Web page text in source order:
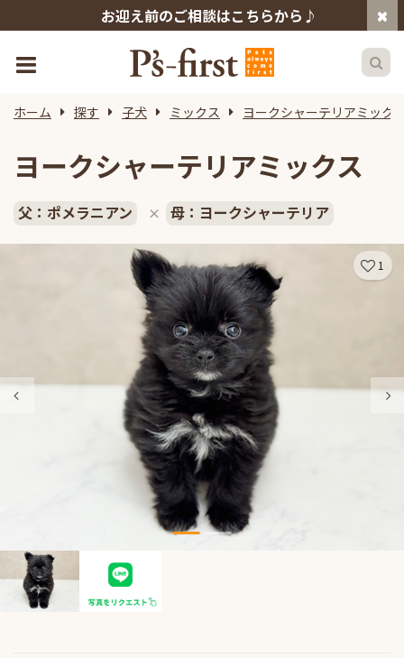
お迎え前のご相談はこちらから♪
ホーム 探す 子犬 ミックス ヨークシャーテリアミック
ヨークシャーテリアミックス
父：ポメラニアン × 母：ヨークシャーテリア
1